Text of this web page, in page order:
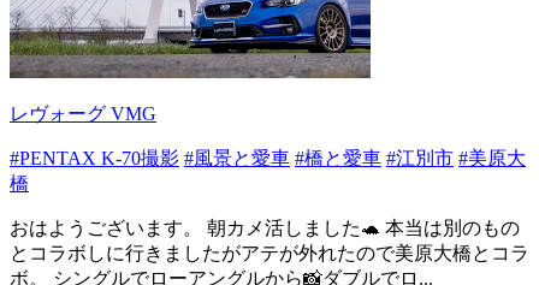
レヴォーグ VMG
#PENTAX K-70撮影 #風景と愛車 #橋と愛車 #江別市 #美原大
橋
おはようございます。 朝カメ活しました🐢 本当は別のもの
とコラボしに行きましたがアテが外れたので美原大橋とコラ
ボ。 シングルでローアングルから📸ダブルでロ...